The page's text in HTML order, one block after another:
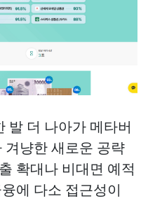
발 더 나아가 메타버
겨냥한 새로운 공략
확대나 비대면 예적
에 다소 접근성이